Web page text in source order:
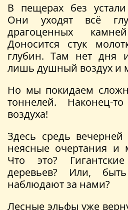
В пещерах без
Они уходят всё
драгоценных
Доносится стук
глубин. Там нет дня
лишь душный воздух и
Но мы покидаем
тоннелей. Наконец-
воздуха!
Здесь средь
неясные очертания и
Что это?
деревьев? Или,
наблюдают за нами?
Лесные эльфы уже